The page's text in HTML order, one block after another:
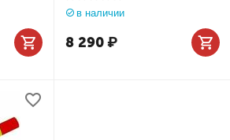
в наличии
8 290₽